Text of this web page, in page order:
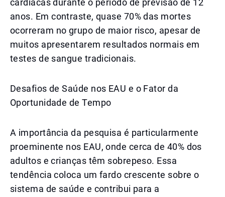
cardíacas durante o período de previsão de 12
anos. Em contraste, quase 70% das mortes
ocorreram no grupo de maior risco, apesar de
muitos apresentarem resultados normais em
testes de sangue tradicionais.
Desafios de Saúde nos EAU e o Fator da
Oportunidade de Tempo
A importância da pesquisa é particularmente
proeminente nos EAU, onde cerca de 40% dos
adultos e crianças têm sobrepeso. Essa
tendência coloca um fardo crescente sobre o
sistema de saúde e contribui para a